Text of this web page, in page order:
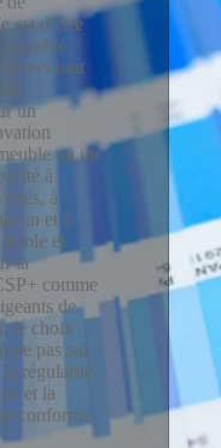
est d’être
capable
divers tout
un
ou un
à
à
et à
et
la
comme
de
le choix
pas sur
régularité,
et la
conforme